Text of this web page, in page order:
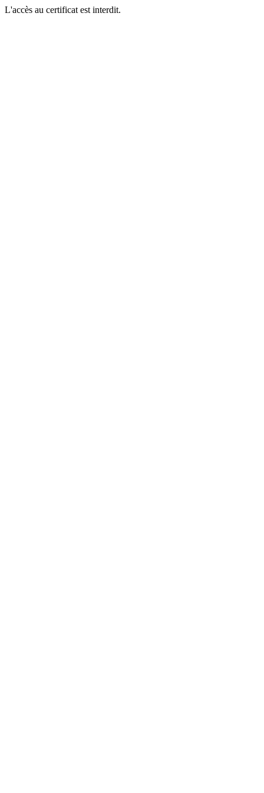
L'accès au certificat est interdit.